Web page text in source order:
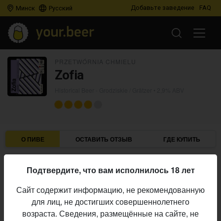
Минск Русский Добавьте заведение FAQ
Zofia
О ПИВЕ ОСТАВИТЬ ОТЗЫВ ГДЕ КУПИТЬ
Пивоварня:
Алкоголь:
2,9%
Начало
выпуска:
11.06.2026
Подтвердите, что вам исполнилось 18 лет
Сайт содержит информацию, не рекомендованную
для лиц, не достигших совершеннолетнего
возраста. Сведения, размещённые на сайте, не